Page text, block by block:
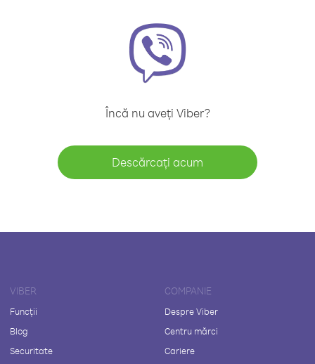
Încă nu aveți Viber?
Descărcați acum
VIBER
Funcții
Blog
Securitate
COMPANIE
Despre Viber
Centru mărci
Cariere